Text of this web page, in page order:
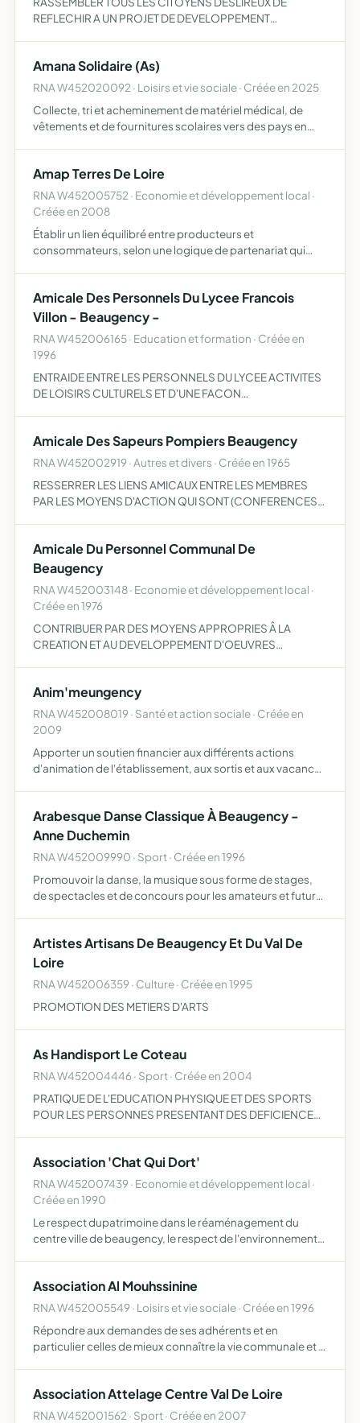
REFLECHIR A UN PROJET DE DEVELOPPEMENT
DES CONVICTIONS ET ENGAGEMENTS DE CHACUN
ORGANI…
Amana Solidaire (As)
RNA W452020092 · Loisirs et vie sociale · Créée en 2025
Collecte, tri et acheminement de matériel médical, de
vêtements et de fournitures scolaires vers des pays en
…
Amap Terres De Loire
RNA W452005752 · Economie et développement local ·
Créée en 2008
Établir un lien équilibré entre producteurs et
consommateurs, selon une logique de partenariat qui
soutenir e…
Amicale Des Personnels Du Lycee Francois
Villon - Beaugency -
RNA W452006165 · Education et formation · Créée en
1996
ENTRAIDE ENTRE LES PERSONNELS DU LYCEE ACTIVITES
DE LOISIRS CULTURELS ET D'UNE FACON
Amicale Des Sapeurs Pompiers Beaugency
RNA W452002919 · Autres et divers · Créée en 1965
RESSERRER LES LIENS AMICAUX ENTRE LES MEMBRES
PAR LES MOYENS D'ACTION QUI SONT (CONFERENCES,
Amicale Du Personnel Communal De
Beaugency
RNA W452003148 · Economie et développement local ·
Créée en 1976
CONTRIBUER PAR DES MOYENS APPROPRIES Â LA
CREATION ET AU DEVELOPPEMENT D'OEUVRES
RECEVOIR DES PARTICIPATIONS FINANCIèRES DIVERSES
D…
Anim'meungency
RNA W452008019 · Santé et action sociale · Créée en
2009
Apporter un soutien financier aux différents actions
d'animation de l'établissement, aux sortis et aux vacances
Arabesque Danse Classique À Beaugency -
Anne Duchemin
RNA W452009990 · Sport · Créée en 1996
Promouvoir la danse, la musique sous forme de stages,
de spectacles et de concours pour les amateurs et futurs
médeci…
Artistes Artisans De Beaugency Et Du Val De
Loire
RNA W452006359 · Culture · Créée en 1995
PROMOTION DES METIERS D'ARTS
As Handisport Le Coteau
RNA W452004446 · Sport · Créée en 2004
PRATIQUE DE L'EDUCATION PHYSIQUE ET DES SPORTS
POUR LES PERSONNES PRESENTANT DES DEFICIENCES
Association 'Chat Qui Dort'
RNA W452007439 · Economie et développement local ·
Créée en 1990
Le respect dupatrimoine dans le réaménagement du
centre ville de beaugency, le respect de l'environnement
Association Al Mouhssinine
RNA W452005549 · Loisirs et vie sociale · Créée en 1996
Répondre aux demandes de ses adhérents et en
particulier celles de mieux connaître la vie communale et y
langue,…
Association Attelage Centre Val De Loire
RNA W452001562 · Sport · Créée en 2007